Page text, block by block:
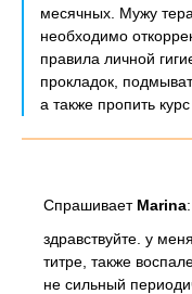
месячных. Мужу
необходимо
правила личной
прокладок,
а также пропить
Спрашивает Marina:
здравствуйте. у
титре, также
не сильный